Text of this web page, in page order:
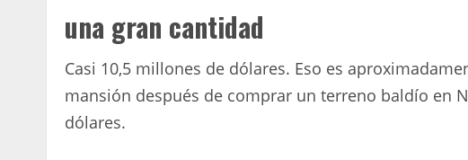
una gran cantidad
Casi 10,5 millones de dólares. Eso es
mansión después de comprar un terreno baldío en
dólares.